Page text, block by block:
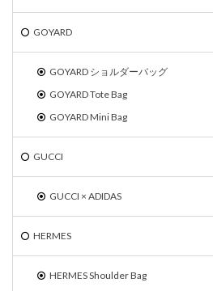
GOYARD
GOYARD ショルダーバッグ
GOYARD Tote Bag
GOYARD Mini Bag
GUCCI
GUCCI × ADIDAS
HERMES
HERMES Shoulder Bag